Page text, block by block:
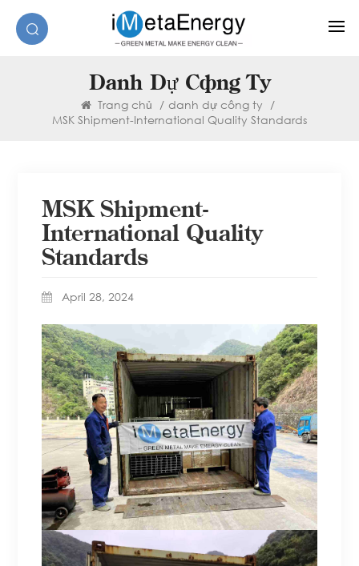
Danh Dự Công Ty
Trang chủ / danh dự công ty /
MSK Shipment-International Quality Standards
MSK Shipment-
International Quality
Standards
April 28, 2024